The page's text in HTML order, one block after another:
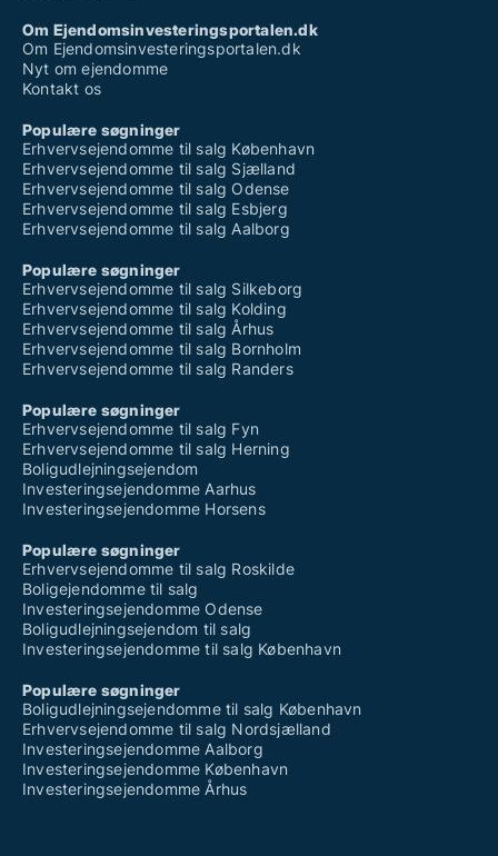
Kliniklokaler til salg på Vesterbro
Kliniklokaler til salg i Ørestad
Kliniklokaler til salg på Østerbro
Om Ejendomsinvesteringsportalen.dk
Om Ejendomsinvesteringsportalen.dk
Nyt om ejendomme
Kontakt os
Populære søgninger
Erhvervsejendomme til salg København
Erhvervsejendomme til salg Sjælland
Erhvervsejendomme til salg Odense
Erhvervsejendomme til salg Esbjerg
Erhvervsejendomme til salg Aalborg
Populære søgninger
Erhvervsejendomme til salg Silkeborg
Erhvervsejendomme til salg Kolding
Erhvervsejendomme til salg Århus
Erhvervsejendomme til salg Bornholm
Erhvervsejendomme til salg Randers
Populære søgninger
Erhvervsejendomme til salg Fyn
Erhvervsejendomme til salg Herning
Boligudlejningsejendom
Investeringsejendomme Aarhus
Investeringsejendomme Horsens
Populære søgninger
Erhvervsejendomme til salg Roskilde
Boligejendomme til salg
Investeringsejendomme Odense
Boligudlejningsejendom til salg
Investeringsejendomme til salg København
Populære søgninger
Boligudlejningsejendomme til salg København
Erhvervsejendomme til salg Nordsjælland
Investeringsejendomme Aalborg
Investeringsejendomme København
Investeringsejendomme Århus